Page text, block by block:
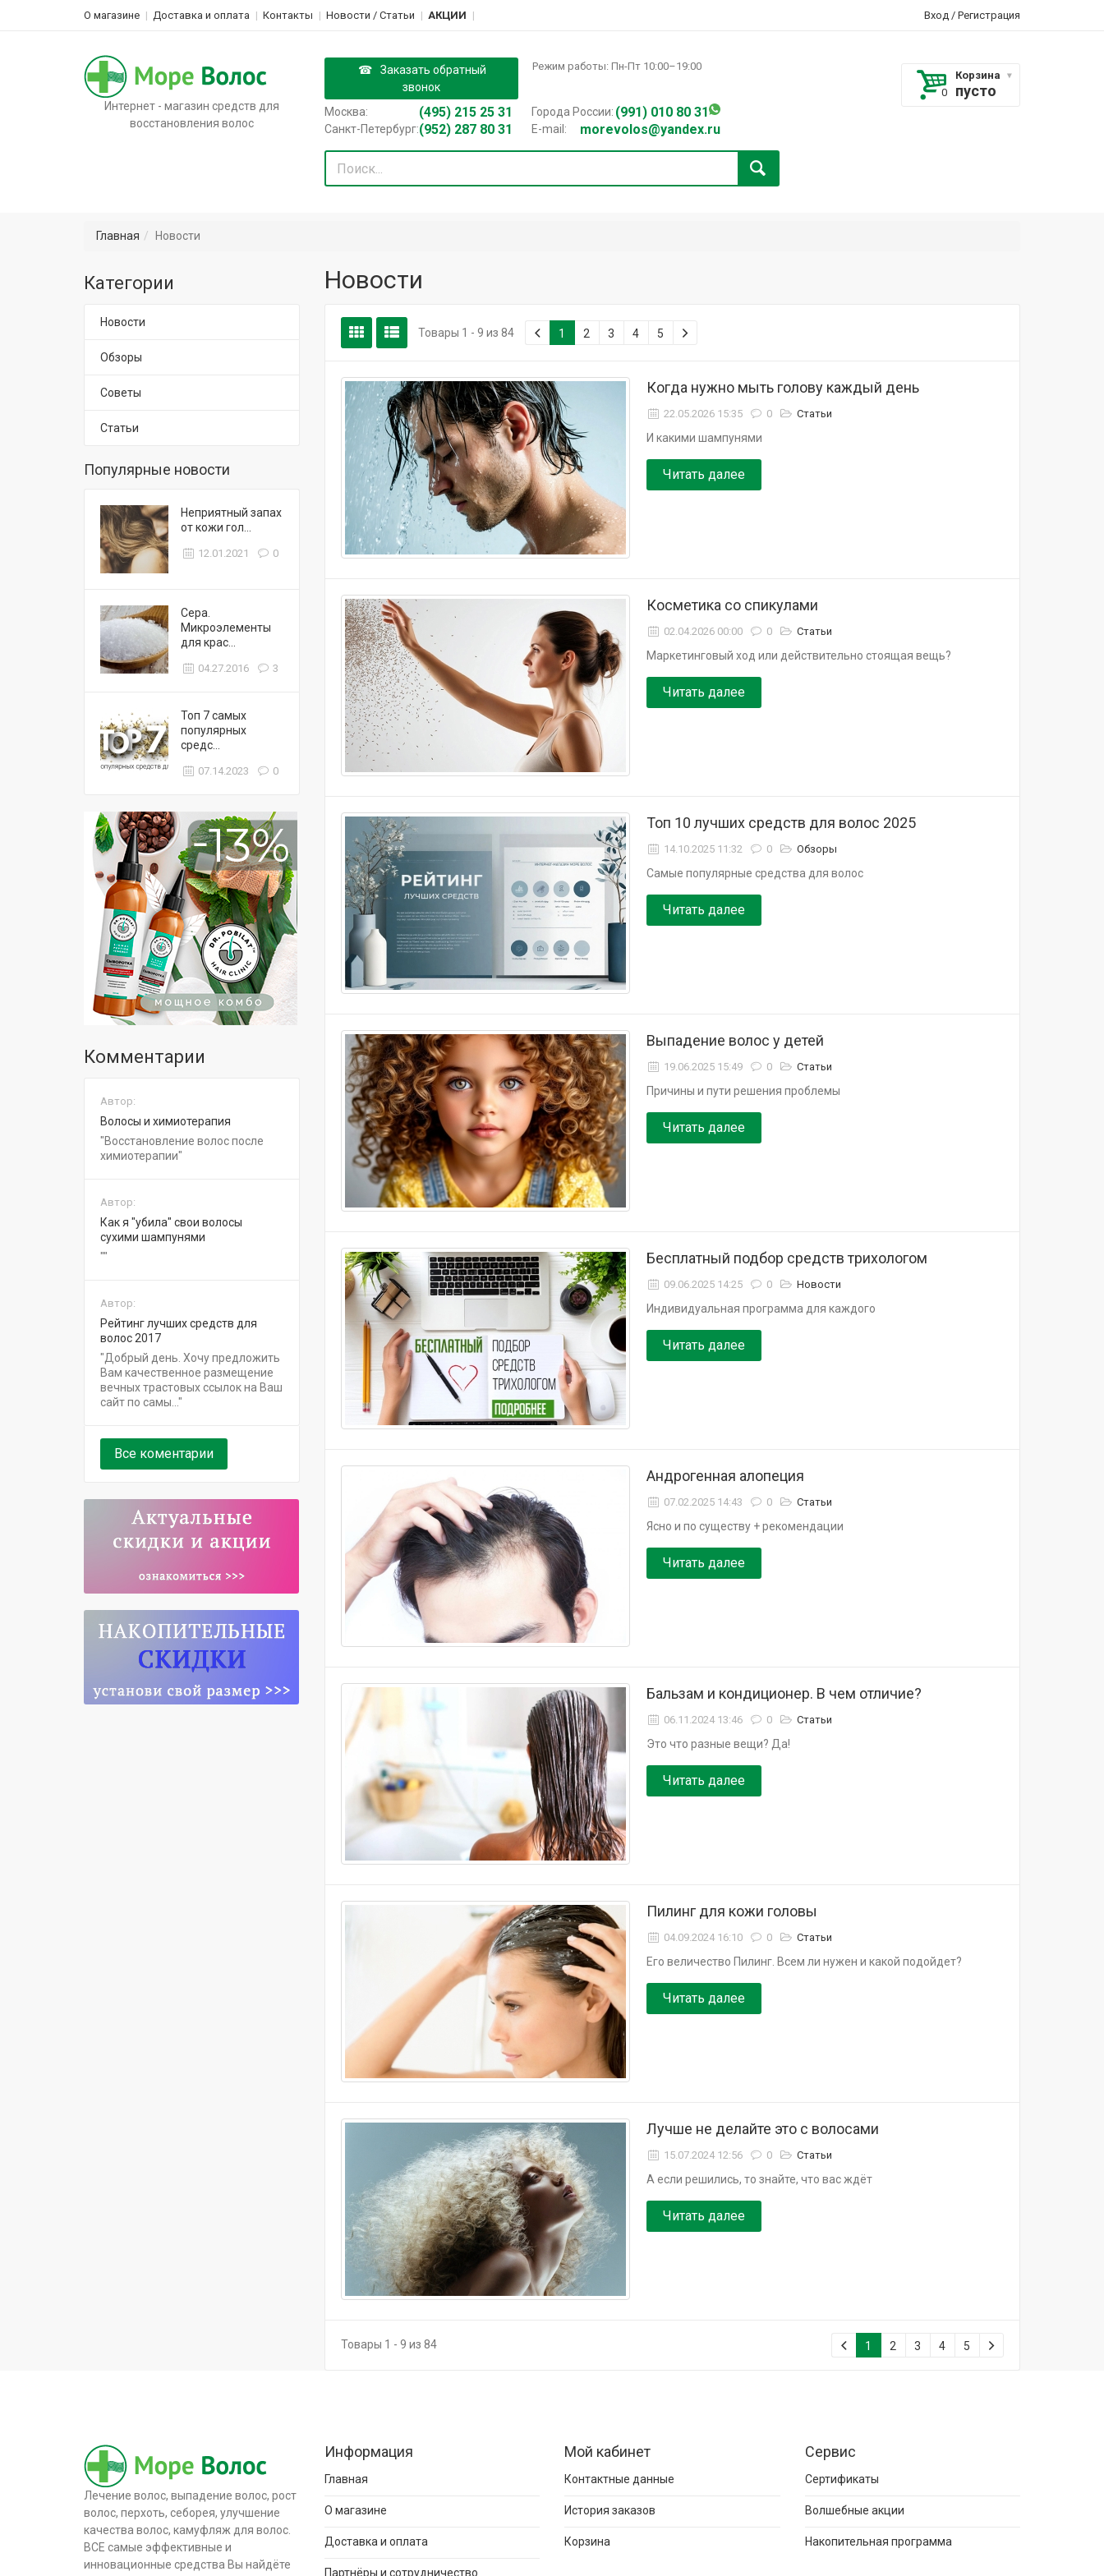
О магазине Доставка и оплата Контакты Новости / Cтатьи АКЦИИ Вход / Регистрация
Интернет - магазин средств для
восстановления волос
Заказать обратный
звонок
Режим работы: Пн-Пт 10:00–19:00
Москва: (495) 215 25 31
Санкт-Петербург:(952) 287 80 31
Города России: (991) 010 80 31
E-mail: morevolos@yandex.ru
Корзина
пусто
Главная Новости
Категории
Новости
Обзоры
Советы
Статьи
Популярные новости
Неприятный запах
от кожи гол...
12.01.2021 0
Сера.
Микроэлементы
для крас...
04.27.2016 3
Топ 7 самых
популярных
средс...
07.14.2023 0
Комментарии
Автор:
Волосы и химиотерапия
Восстановление волос после
химиотерапии
Автор:
Как я "убила" свои волосы
сухими шампунями
Автор:
Рейтинг лучших средств для
волос 2017
Добрый день. Хочу предложить
Вам качественное размещение
вечных трастовых ссылок на Ваш
сайт по самы...
Все коментарии
Новости
Товары 1 - 9 из 84 1 2 3 4 5
Когда нужно мыть голову каждый день
22.05.2026 15:35 0 Статьи
И какими шампунями
Читать далее
Косметика со спикулами
02.04.2026 00:00 0 Статьи
Маркетинговый ход или действительно стоящая вещь?
Читать далее
Топ 10 лучших средств для волос 2025
14.10.2025 11:32 0 Обзоры
Самые популярные средства для волос
Читать далее
Выпадение волос у детей
19.06.2025 15:49 0 Статьи
Причины и пути решения проблемы
Читать далее
Бесплатный подбор средств трихологом
09.06.2025 14:25 0 Новости
Индивидуальная программа для каждого
Читать далее
Андрогенная алопеция
07.02.2025 14:43 0 Статьи
Ясно и по существу + рекомендации
Читать далее
Бальзам и кондиционер. В чем отличие?
06.11.2024 13:46 0 Статьи
Это что разные вещи? Да!
Читать далее
Пилинг для кожи головы
04.09.2024 16:10 0 Статьи
Его величество Пилинг. Всем ли нужен и какой подойдет?
Читать далее
Лучше не делайте это с волосами
15.07.2024 12:56 0 Статьи
А если решились, то знайте, что вас ждёт
Читать далее
Товары 1 - 9 из 84 1 2 3 4 5
Лечение волос, выпадение волос, рост
волос, перхоть, себорея, улучшение
качества волос, камуфляж для волос.
ВСЕ самые эффективные и
инновационные средства Вы найдёте
Информация
Главная
О магазине
Доставка и оплата
Партнёры и сотрудничество
Мой кабинет
Контактные данные
История заказов
Корзина
Сервис
Сертификаты
Волшебные акции
Накопительная программа